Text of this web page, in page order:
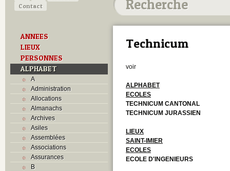
Contact
ANNEES
LIEUX
PERSONNES
ALPHABET
A
Administration
Allocations
Almanachs
Archives
Asiles
Assemblées
Associations
Assurances
B
Technicum
voir
ALPHABET
ECOLES
TECHNICUM CANTONAL
TECHNICUM JURASSIEN
LIEUX
SAINT-IMIER
ECOLES
ECOLE D'INGENIEURS